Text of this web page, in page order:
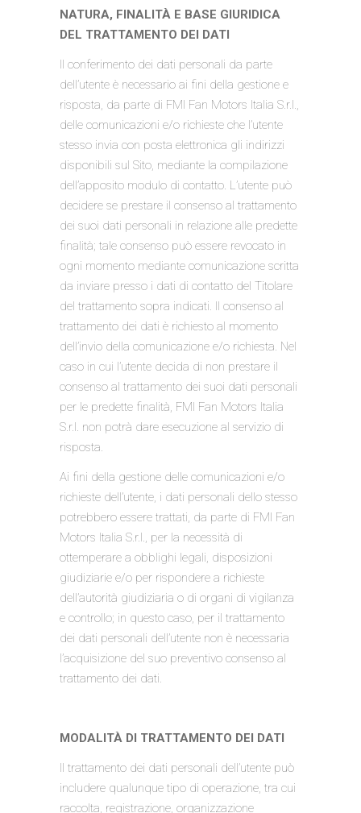
NATURA, FINALITÀ E BASE GIURIDICA
DEL TRATTAMENTO DEI DATI
Il conferimento dei dati personali da parte
dell’utente è necessario ai fini della gestione e
risposta, da parte di FMI Fan Motors Italia S.r.l.,
delle comunicazioni e/o richieste che l’utente
stesso invia con posta elettronica gli indirizzi
disponibili sul Sito, mediante la compilazione
dell’apposito modulo di contatto. L’utente può
decidere se prestare il consenso al trattamento
dei suoi dati personali in relazione alle predette
finalità; tale consenso può essere revocato in
ogni momento mediante comunicazione scritta
da inviare presso i dati di contatto del Titolare
del trattamento sopra indicati. Il consenso al
trattamento dei dati è richiesto al momento
dell’invio della comunicazione e/o richiesta. Nel
caso in cui l’utente decida di non prestare il
consenso al trattamento dei suoi dati personali
per le predette finalità, FMI Fan Motors Italia
S.r.l. non potrà dare esecuzione al servizio di
risposta.
Ai fini della gestione delle comunicazioni e/o
richieste dell’utente, i dati personali dello stesso
potrebbero essere trattati, da parte di FMI Fan
Motors Italia S.r.l., per la necessità di
ottemperare a obblighi legali, disposizioni
giudiziarie e/o per rispondere a richieste
dell’autorità giudiziaria o di organi di vigilanza
e controllo; in questo caso, per il trattamento
dei dati personali dell’utente non è necessaria
l’acquisizione del suo preventivo consenso al
trattamento dei dati.
MODALITÀ DI TRATTAMENTO DEI DATI
Il trattamento dei dati personali dell’utente può
includere qualunque tipo di operazione, tra cui
raccolta, registrazione, organizzazione